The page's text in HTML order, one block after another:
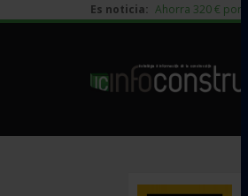
Es noticia: Ahorra 320 € por